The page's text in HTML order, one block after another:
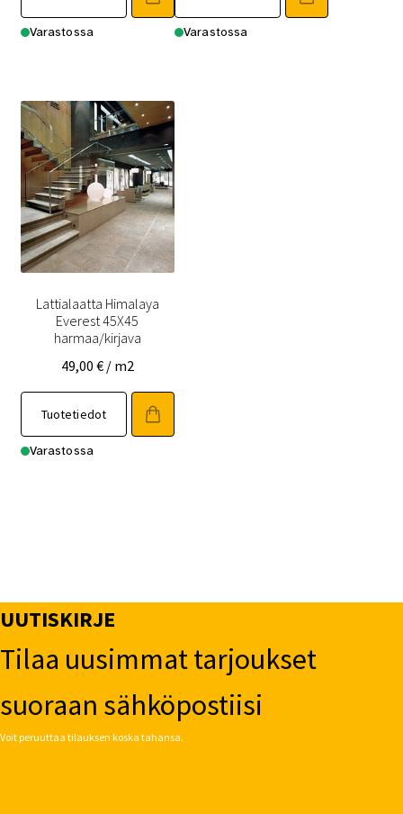
Varastossa Varastossa
Lattialaatta Himalaya
Everest 45X45
harmaa/kirjava
49,00 € / m2
Tuotetiedot
Varastossa
UUTISKIRJE
Tilaa uusimmat tarjoukset
suoraan sähköpostiisi
Voit peruuttaa tilauksen koska tahansa.